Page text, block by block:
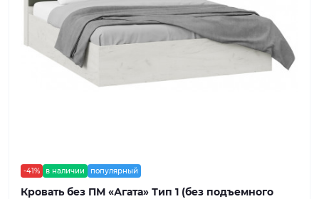
-41% в наличии популярный
Кровать без ПМ «Агата» Тип 1 (без подъемного